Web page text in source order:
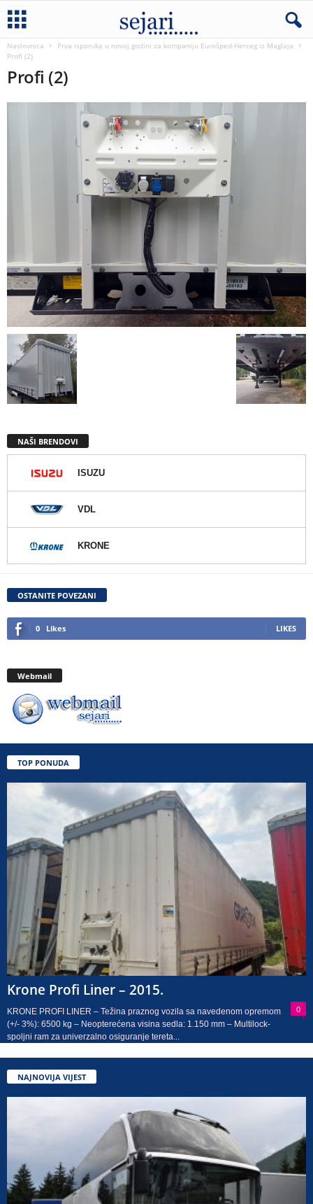
Naslovnica
Prva isporuka u novoj godini za kompaniju Eurošped-Herceg iz Maglaja
Profi (2)
Profi (2)
NAŠI BRENDOVI
ISUZU
VDL
KRONE
OSTANITE POVEZANI
0 Likes LIKES
Webmail
TOP PONUDA
Krone Profi Liner – 2015.
0
KRONE PROFI LINER – Težina praznog vozila sa navedenom opremom
(+/- 3%): 6500 kg – Neopterećena visina sedla: 1.150 mm – Multilock-
spoljni ram za univerzalno osiguranje tereta...
NAJNOVIJA VIJEST